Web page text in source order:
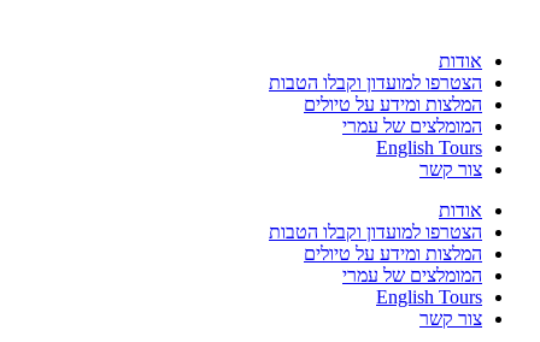
אודות
הצטרפו למועדון וקבלו הטבות
המלצות ומידע על טיולים
המומלצים של עמרי
English Tours
צור קשר
אודות
הצטרפו למועדון וקבלו הטבות
המלצות ומידע על טיולים
המומלצים של עמרי
English Tours
צור קשר